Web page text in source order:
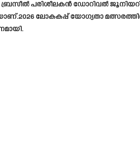
പരിശീലകൻ ഡോറിവൽ
ലോകകപ്പ് യോഗ്യതാ